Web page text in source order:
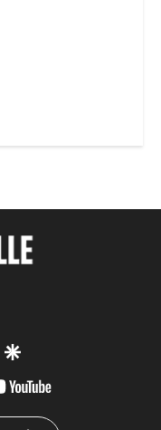
twittergoogle
youtube-